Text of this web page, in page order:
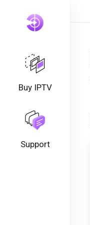
Buy IPTV
Support